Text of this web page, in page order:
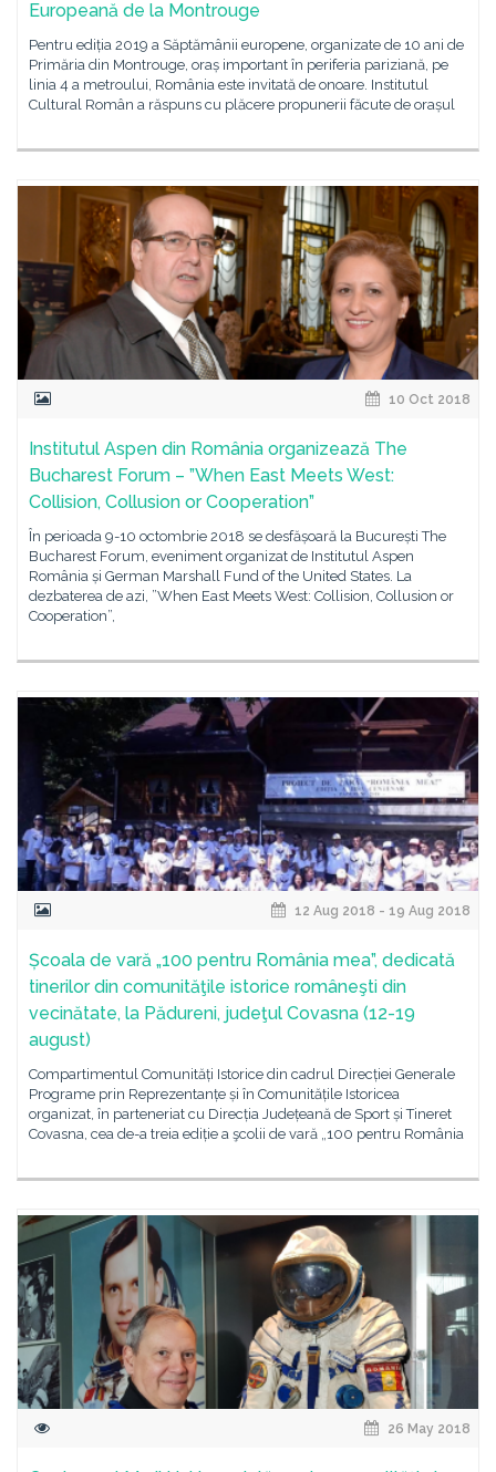
Europeană de la Montrouge
Pentru ediția 2019 a Săptămânii europene, organizate de 10 ani de
Primăria din Montrouge, oraș important în periferia pariziană, pe
linia 4 a metroului, România este invitată de onoare. Institutul
Cultural Român a răspuns cu plăcere propunerii făcute de orașul
10 Oct 2018
Institutul Aspen din România organizează The
Bucharest Forum – ”When East Meets West:
Collision, Collusion or Cooperation”
În perioada 9-10 octombrie 2018 se desfășoară la București The
Bucharest Forum, eveniment organizat de Institutul Aspen
România și German Marshall Fund of the United States. La
dezbaterea de azi, ”When East Meets West: Collision, Collusion or
Cooperation”,
12 Aug 2018 - 19 Aug 2018
Școala de vară „100 pentru România mea”, dedicată
tinerilor din comunităţile istorice româneşti din
vecinătate, la Pădureni, judeţul Covasna (12-19
august)
Compartimentul Comunități Istorice din cadrul Direcției Generale
Programe prin Reprezentanțe și în Comunitățile Istoricea
organizat, în parteneriat cu Direcția Județeană de Sport și Tineret
Covasna, cea de-a treia ediție a şcolii de vară „100 pentru România
26 May 2018